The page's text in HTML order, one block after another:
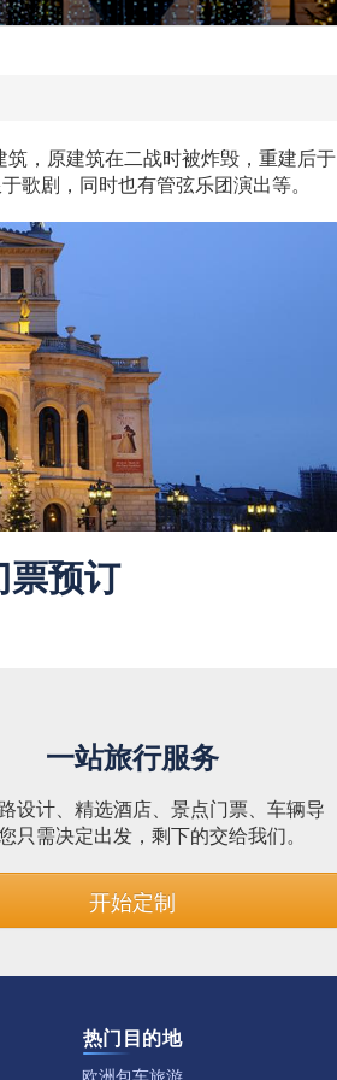
，原建筑在二战时被炸毁，重建后于
歌剧，同时也有管弦乐团演出等。
票预订
一站旅行服务
设计、精选酒店、景点门票、车辆导
只需决定出发，剩下的交给我们。
开始定制
热门目的地